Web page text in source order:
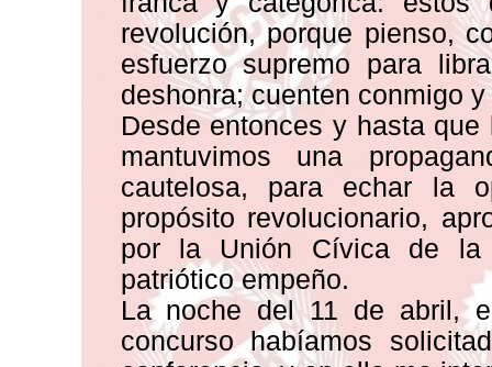
revolución, porque pienso,
esfuerzo supremo para
deshonra; cuenten conmigo
Desde entonces y hasta que
mantuvimos una
cautelosa, para echar la
propósito revolucionario,
por la Unión Cívica de la
patriótico empeño.
La noche del 11 de abril,
concurso habíamos